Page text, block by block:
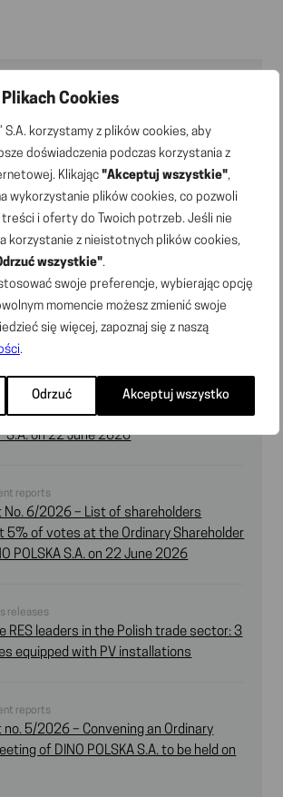
Cookies
S.A. korzystamy z plików cookies, aby
doświadczenia podczas korzystania z
Klikając "Akceptuj wszystkie",
wykorzystanie plików cookies, co pozwoli
i oferty do Twoich potrzeb. Jeśli nie
korzystanie z nieistotnych plików cookies,
wszystkie".
swoje preferencje, wybierając opcję
momencie możesz zmienić swoje
się więcej, zapoznaj się z naszą
.
Odrzuć Akceptuj wszystko
releases
has 3,176 stores; 148 new store
2026
reports
No. 7/2026 – Wording of the resolutions
Ordinary Shareholder Meeting of the
S.A. on 22 June 2026
reports
No. 6/2026 – List of shareholders
5% of votes at the Ordinary Shareholder
POLSKA S.A. on 22 June 2026
releases
RES leaders in the Polish trade sector: 3
equipped with PV installations
reports
no. 5/2026 – Convening an Ordinary
of DINO POLSKA S.A. to be held on